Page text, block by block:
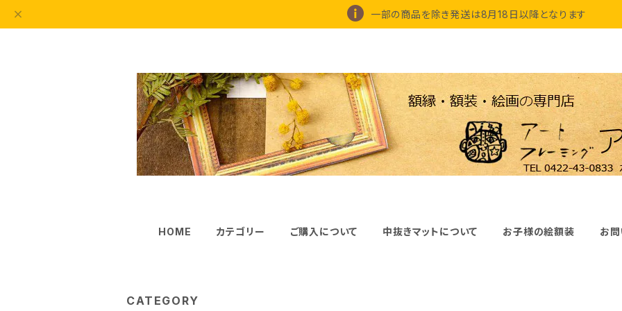
一部の商品を除き発送は8月18日以降となります
HOME カテゴリー ご購入について 中抜きマットについて お子様の絵額装 お
CATEGORY